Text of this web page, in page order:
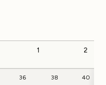
1 2
36 38 40